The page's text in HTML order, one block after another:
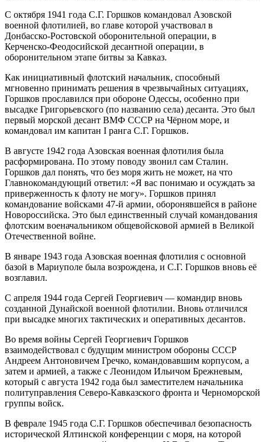
С октября 1941 года С.Г. Горшков командовал Азовской
военной флотилией, во главе которой участвовал в
Донбасско-Ростовской оборонительной операции, в
Керченско-Феодосийской десантной операции, в
оборонительном этапе битвы за Кавказ.
Как инициативный флотский начальник, способный
мгновенно принимать решения в чрезвычайных ситуациях,
Горшков прославился при обороне Одессы, особенно при
высадке Григорьевского (по названию села) десанта. Это был
первый морской десант ВМФ СССР на Чёрном море, и
командовал им капитан I ранга С.Г. Горшков.
В августе 1942 года Азовская военная флотилия была
расформирована. По этому поводу звонил сам Сталин.
Горшков дал понять, что без моря жить не может, на что
Главнокомандующий ответил: «Я вас понимаю и осуждать за
приверженность к флоту не могу». Горшков принял
командование войсками 47-й армии, оборонявшейся в районе
Новороссийска. Это был единственный случай командования
флотским военачальником общевойсковой армией в Великой
Отечественной войне.
В январе 1943 года Азовская военная флотилия с основной
базой в Мариуполе была возрождена, и С.Г. Горшков вновь её
возглавил.
С апреля 1944 года Сергей Георгиевич — командир вновь
созданной Дунайской военной флотилии. Вновь отличился
при высадке многих тактических и оперативных десантов.
Во время войны Сергей Георгиевич Горшков
взаимодействовал с будущим министром обороны СССР
Андреем Антоновичем Гречко, командовавшим корпусом, а
затем и армией, а также с Леонидом Ильичом Брежневым,
который с августа 1942 года был заместителем начальника
политуправления Северо-Кавказского фронта и Черноморской
группы войск.
В феврале 1945 года С.Г. Горшков обеспечивал безопасность
исторической Ялтинской конференции с моря, на которой